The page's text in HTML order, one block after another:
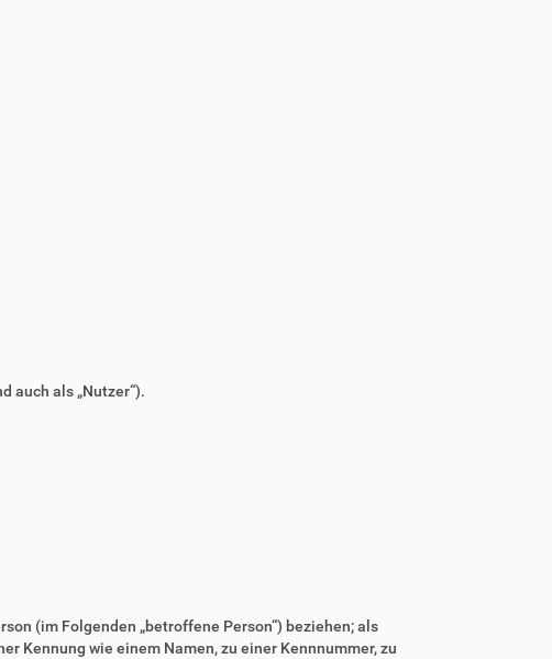
auch als „Nutzer“).
(im Folgenden „betroffene Person“) beziehen; als
Kennung wie einem Namen, zu einer Kennnummer, zu